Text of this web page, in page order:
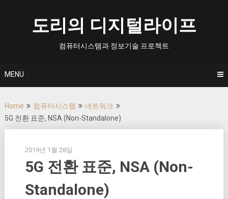
도리의 디지털라이프
컴퓨터시스템과 정보기술 프로젝트
MENU
Home 컴퓨터시스템
네트워크
5G 전환 표준, NSA (Non-Standalone)
2019년 1월 28일
5G 전환 표준, NSA (Non-
Standalone)